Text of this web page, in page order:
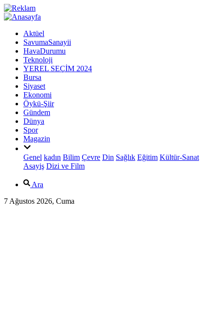
Aktüel
SavumaSanayii
HavaDurumu
Teknoloji
YEREL SEÇİM 2024
Bursa
Siyaset
Ekonomi
Öykü-Şiir
Gündem
Dünya
Spor
Magazin
Genel kadın Bilim Çevre Din Sağlık Eğitim Kültür-Sanat
Asayiş Dizi ve Film
Ara
7 Ağustos 2026, Cuma